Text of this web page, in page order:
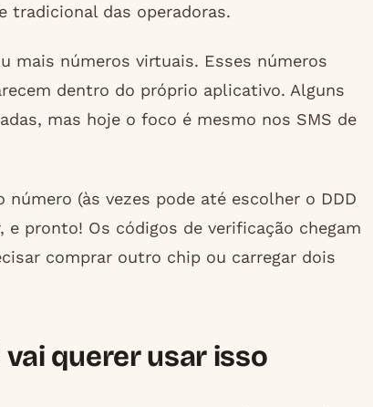
tradicional das operadoras.
mais números virtuais. Esses números
dentro do próprio aplicativo. Alguns
mas hoje o foco é mesmo nos SMS de
(às vezes pode até escolher o DDD
pronto! Os códigos de verificação chegam
comprar outro chip ou carregar dois
querer usar isso